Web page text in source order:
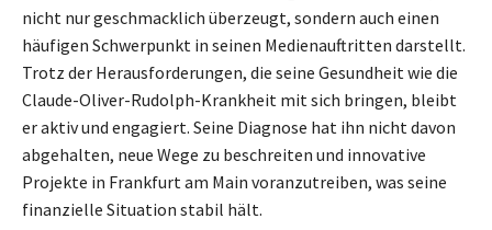
nicht nur geschmacklich überzeugt, sondern auch einen
häufigen Schwerpunkt in seinen Medienauftritten darstellt.
Trotz der Herausforderungen, die seine Gesundheit wie die
Claude-Oliver-Rudolph-Krankheit mit sich bringen, bleibt
er aktiv und engagiert. Seine Diagnose hat ihn nicht davon
abgehalten, neue Wege zu beschreiten und innovative
Projekte in Frankfurt am Main voranzutreiben, was seine
finanzielle Situation stabil hält.